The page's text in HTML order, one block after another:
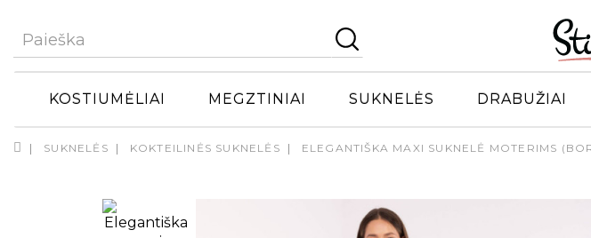
KOSTIUMĖLIAI MEGZTINIAI SUKNELĖS DRABUŽIAI
SUKNELĖS KOKTEILINĖS SUKNELĖS ELEGANTIŠKA MAXI SUKNELĖ MOTERIMS